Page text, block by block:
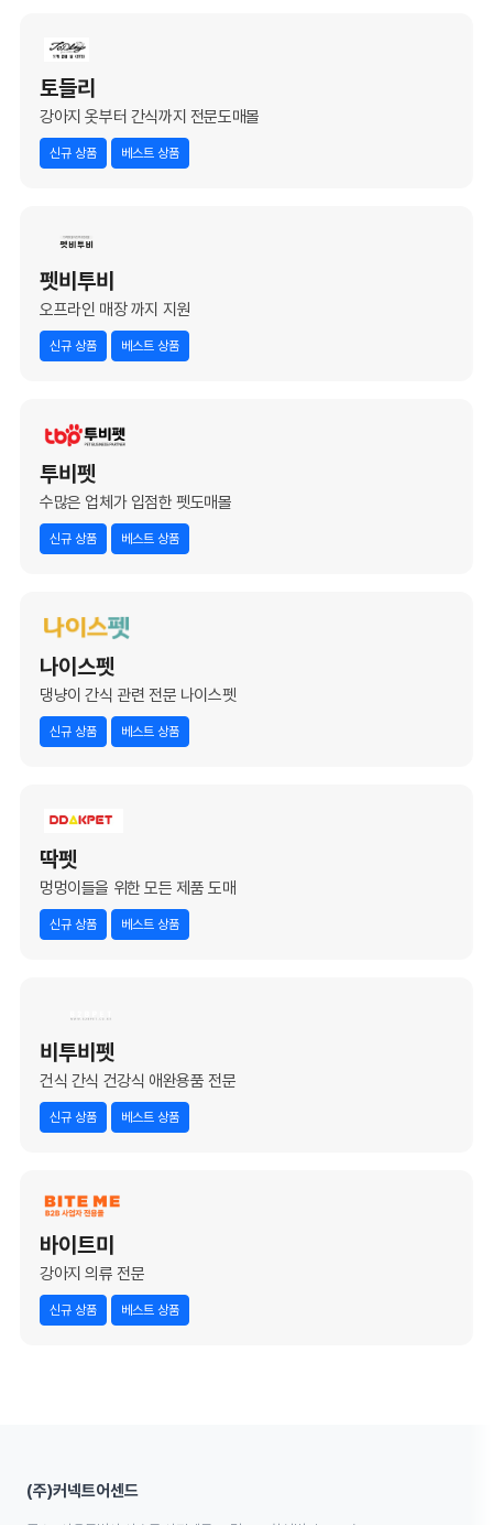
토들리
강아지 옷부터 간식까지 전문도매몰
신규 상품 베스트 상품
펫비투비
오프라인 매장 까지 지원
신규 상품 베스트 상품
투비펫
수많은 업체가 입점한 펫도매몰
신규 상품 베스트 상품
나이스펫
댕냥이 간식 관련 전문 나이스펫
신규 상품 베스트 상품
딱펫
멍멍이들을 위한 모든 제품 도매
신규 상품 베스트 상품
비투비펫
건식 간식 건강식 애완용품 전문
신규 상품 베스트 상품
바이트미
강아지 의류 전문
신규 상품 베스트 상품
(주)커넥트어센드